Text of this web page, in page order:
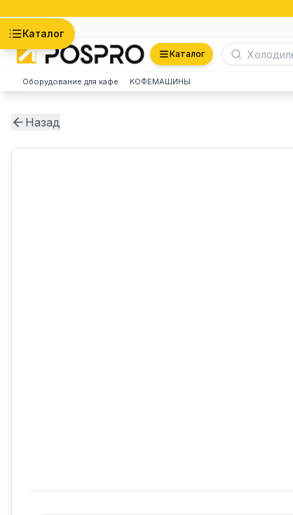
Каталог
Каталог
Оборудование для кафе КОФЕМАШИНЫ
Назад